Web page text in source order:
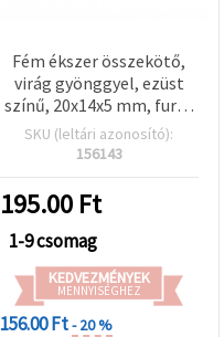
Fém ékszer összekötő,
virág gyönggyel, ezüst
színű, 20x14x5 mm, furat
1,5 mm – 2 db
SKU (leltári azonosító):
156143
195.00 Ft
1-9 csomag
KEDVEZMÉNYEK
MENNYISÉGHEZ
156.00 Ft- 20 %